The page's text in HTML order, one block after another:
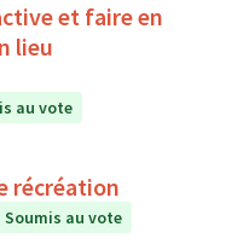
et faire en
lieu
au vote
récréation
Soumis au vote